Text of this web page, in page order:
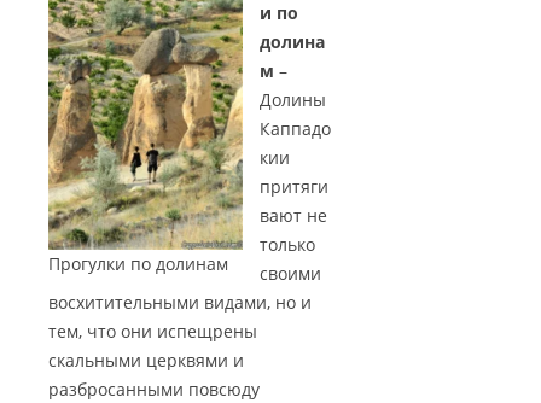
Прогулки по долинам
и по
долина
м –
Долины
Каппадо
кии
притяги
вают не
только
своими
восхитительными видами, но и
тем, что они испещрены
скальными церквями и
разбросанными повсюду